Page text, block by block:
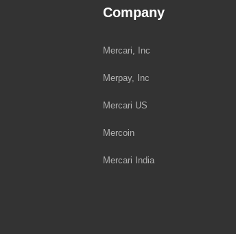
Company
Mercari, Inc
Merpay, Inc
Mercari US
Mercoin
Mercari India